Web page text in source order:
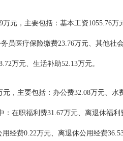
万元，主要包括：基本工资1055.76万
员医疗保险缴费23.76万元、其他社
万元、生活补助52.13万元。
元，主要包括：办公费32.08万元、水
：在职福利费31.67万元、离退休福利
用经费0.22万元、离退休公用经费